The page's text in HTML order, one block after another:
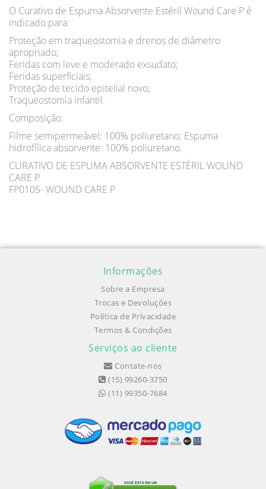
O Curativo de Espuma Absorvente Estéril Wound Care P é
indicado para:
Proteção em traqueostomia e drenos de diâmetro
apropriado;
Feridas com leve e moderado exsudato;
Feridas superficiais;
Proteção de tecido epitelial novo;
Traqueostomia infantil.
Composição:
Filme semipermeável: 100% poliuretano; Espuma
hidrofílica absorvente: 100% poliuretano.
CURATIVO DE ESPUMA ABSORVENTE ESTÉRIL WOUND
CARE P
FP0105- WOUND CARE P
Informações
Sobre a Empresa
Trocas e Devoluções
Política de Privacidade
Termos & Condições
Serviços ao cliente
Contate-nos
(15) 99260-3750
(11) 99350-7684